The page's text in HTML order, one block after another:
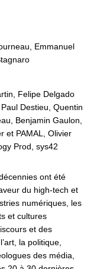
Emmanuel
Felipe Delgado
Destieu, Quentin
Benjamin Gaulon,
et PAMAL, Olivier
Prod, sys42
ont été
du high-tech et
numériques, les
et cultures
et des
la politique,
des média,